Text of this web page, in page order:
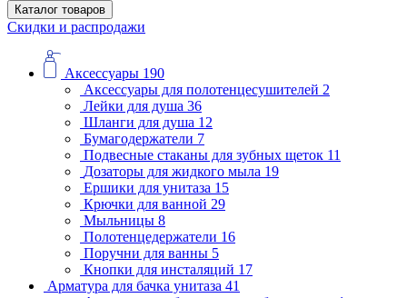
Каталог товаров
Скидки и распродажи
Аксессуары 190
Аксессуары для полотенцесушителей 2
Лейки для душа 36
Шланги для душа 12
Бумагодержатели 7
Подвесные стаканы для зубных щеток 11
Дозаторы для жидкого мыла 19
Ершики для унитаза 15
Крючки для ванной 29
Мыльницы 8
Полотенцедержатели 16
Поручни для ванны 5
Кнопки для инсталяций 17
Арматура для бачка унитаза 41